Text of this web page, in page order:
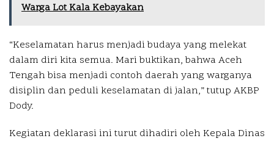
Warga Lot Kala Kebayakan
“Keselamatan harus menjadi budaya yang melekat
dalam diri kita semua. Mari buktikan, bahwa Aceh
Tengah bisa menjadi contoh daerah yang warganya
disiplin dan peduli keselamatan di jalan,” tutup AKBP
Dody.
Kegiatan deklarasi ini turut dihadiri oleh Kepala Dinas